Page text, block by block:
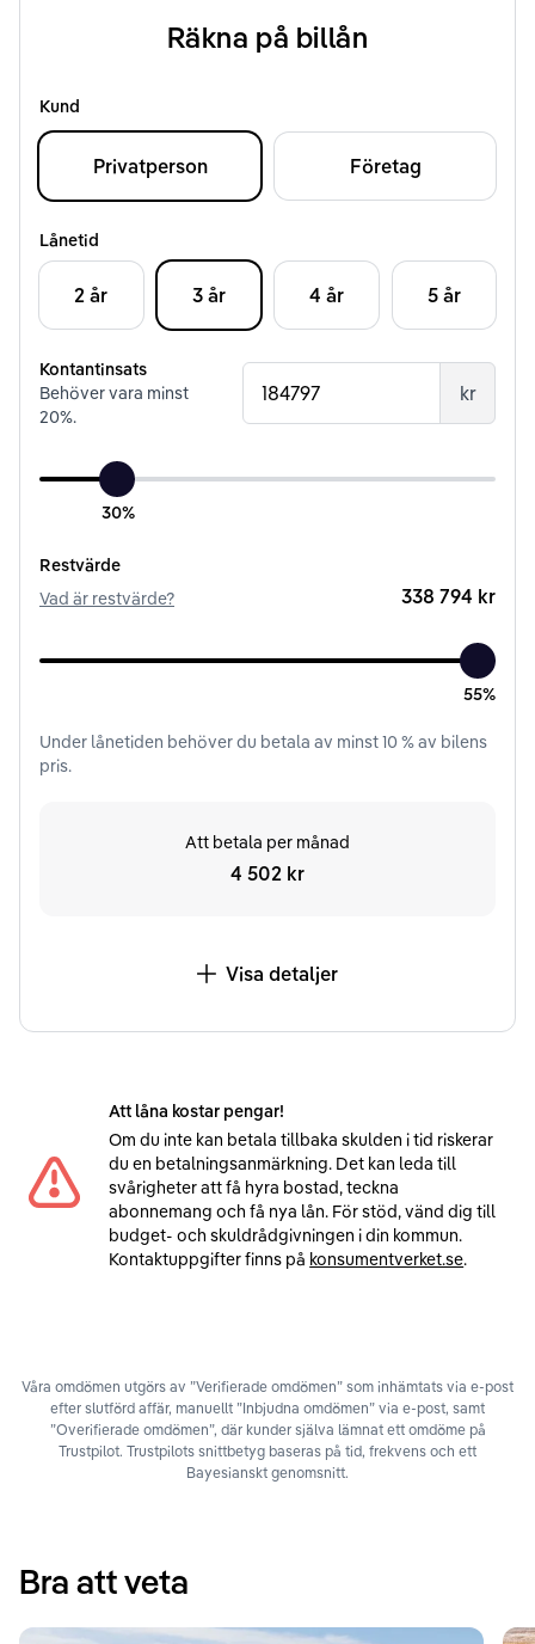
Räkna på billån
Kund
Privatperson Företag
Lånetid
2 år 3 år 4 år 5 år
Kontantinsats
Behöver vara minst
20%.
kr
30%
Restvärde
Vad är restvärde?
338 794 kr
55%
Under lånetiden behöver du betala av minst10% av bilens
pris.
Att betala per månad
4 502 kr
Visa detaljer
Att låna kostar pengar!
Om du inte kan betala tillbaka skulden i tid riskerar
du en betalningsanmärkning. Det kan leda till
svårigheter att få hyra bostad, teckna
abonnemang och få nya lån. För stöd, vänd dig till
budget- och skuldrådgivningen i din kommun.
Kontaktuppgifter finns på konsumentverket.se.
Våra omdömen utgörs av ”Verifierade omdömen” som inhämtats via e-post
efter slutförd affär, manuellt ”Inbjudna omdömen” via e-post, samt
”Overifierade omdömen”, där kunder själva lämnat ett omdöme på
Trustpilot. Trustpilots snittbetyg baseras på tid, frekvens och ett
Bayesianskt genomsnitt.
Bra att veta